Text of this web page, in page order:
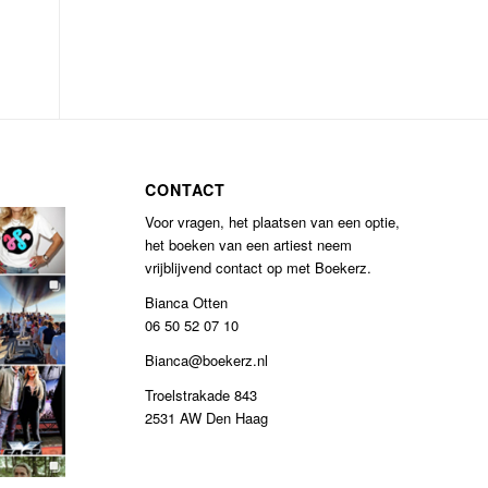
CONTACT
Voor vragen, het plaatsen van een optie,
het boeken van een artiest neem
vrijblijvend contact op met Boekerz.
Bianca Otten
06 50 52 07 10
Bianca@boekerz.nl
Troelstrakade 843
2531 AW Den Haag